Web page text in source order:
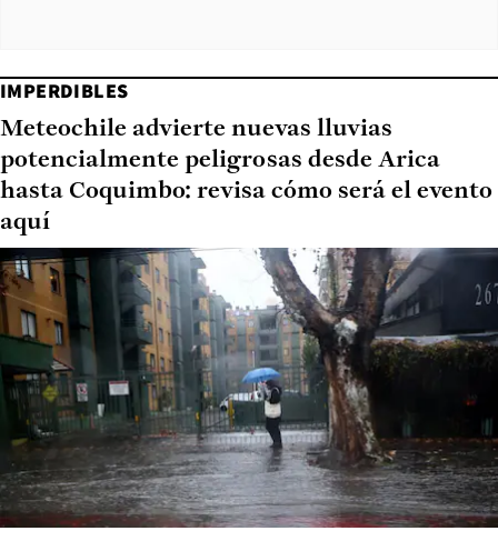
IMPERDIBLES
Meteochile advierte nuevas lluvias
potencialmente peligrosas desde Arica
hasta Coquimbo: revisa cómo será el evento
aquí